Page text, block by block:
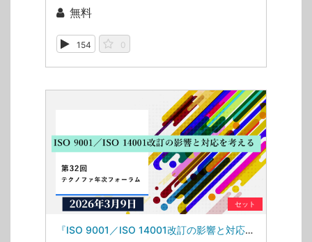
無料
154 0
セット
『ISO 9001／ISO 14001改訂の影響と対応を考える』第32回テクノファ年次フォーラム(2026.03.09)